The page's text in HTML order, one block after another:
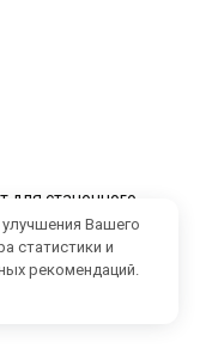
для станочного
где обычный
Вашего
статистики и
рекомендаций.